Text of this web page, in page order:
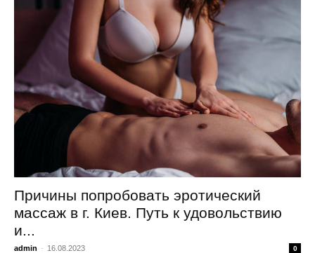
Причины попробовать эротический
массаж в г. Киев. Путь к удовольствию
и...
admin - 16.08.2023 0